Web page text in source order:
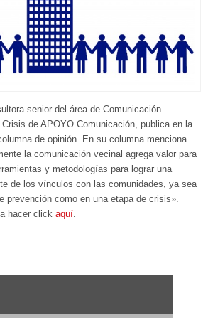
senior del área de Comunicación
de APOYO Comunicación, publica en la
de opinión. En su columna menciona
la comunicación vecinal agrega valor para
y metodologías para lograr una
de los vínculos con las comunidades, ya sea
prevención como en una etapa de crisis».​
hacer click aquí